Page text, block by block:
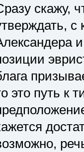
скажу,
с
это путь к